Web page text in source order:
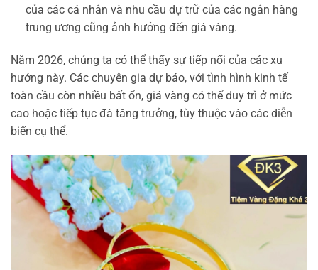
của các cá nhân và nhu cầu dự trữ của các ngân hàng
trung ương cũng ảnh hưởng đến giá vàng.
Năm 2026, chúng ta có thể thấy sự tiếp nối của các xu
hướng này. Các chuyên gia dự báo, với tình hình kinh tế
toàn cầu còn nhiều bất ổn, giá vàng có thể duy trì ở mức
cao hoặc tiếp tục đà tăng trưởng, tùy thuộc vào các diễn
biến cụ thể.